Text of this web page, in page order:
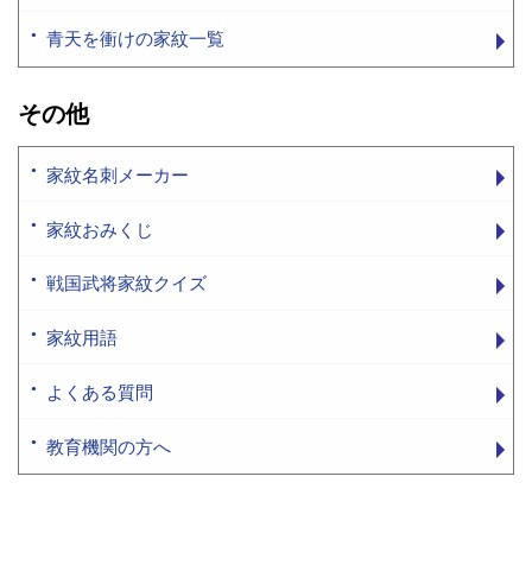
青天を衝けの家紋一覧
その他
家紋名刺メーカー
家紋おみくじ
戦国武将家紋クイズ
家紋用語
よくある質問
教育機関の方へ